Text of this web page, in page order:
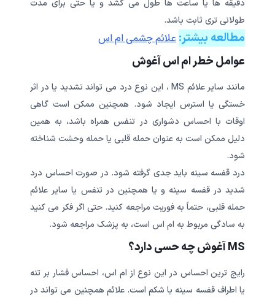
دقیقه ها یا ساعت ها طول می کشد و یا حتی برای مدت
طولانی تری ثابت باشد.
مطالعه بیشتر: علائم چشمی ام اس
عوامل خطر ام اس آغوش
مانند سایر علائم MS ، این نوع درد می تواند تشدید یا در اثر
خستگی یا استرس ایجاد شود. همچنین ممکن است گاهی
اوقات با احساس دشواری در تنفس همراه باشد، به همین
دلیل ممکن است به عنوان حمله قلبی یا حمله وحشت شناخته
شود.
درد قفسه سینه باید جدی گرفته شود. در صورت احساس درد
شدید در قفسه سینه و یا همچنین در تنفس یا سایر علائم
حمله قلبی، حتماً به فوریت مراجعه کنید. حتی اگر فکر می کنید
به سادگی مربوط به ام اس است، به پزشک مراجعه شود.
MS آغوش چه حسی دارد؟
رایج ترین احساس در این نوع از ام اس، احساس فشار بر تنه
یا اطراف قفسه سینه یا شکم است. علائم همچنین می تواند در